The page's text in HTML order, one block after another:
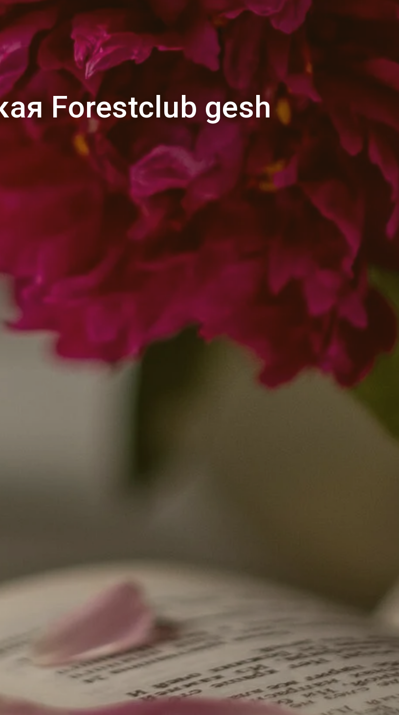
Forestclub gesh